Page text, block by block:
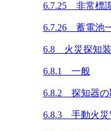
6.7.25 非常標
6.7.26 蓄電池
6.8 火災探知
6.8.1 一般
6.8.2 探知器の
6.8.3 手動火災